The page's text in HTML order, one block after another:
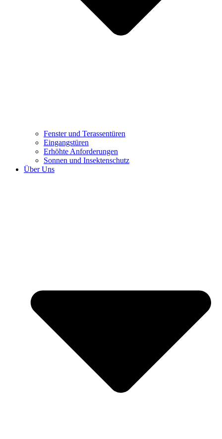
Fenster und Terassentüren
Eingangstüren
Erhöhte Anforderungen
Sonnen und Insektenschutz
Über Uns